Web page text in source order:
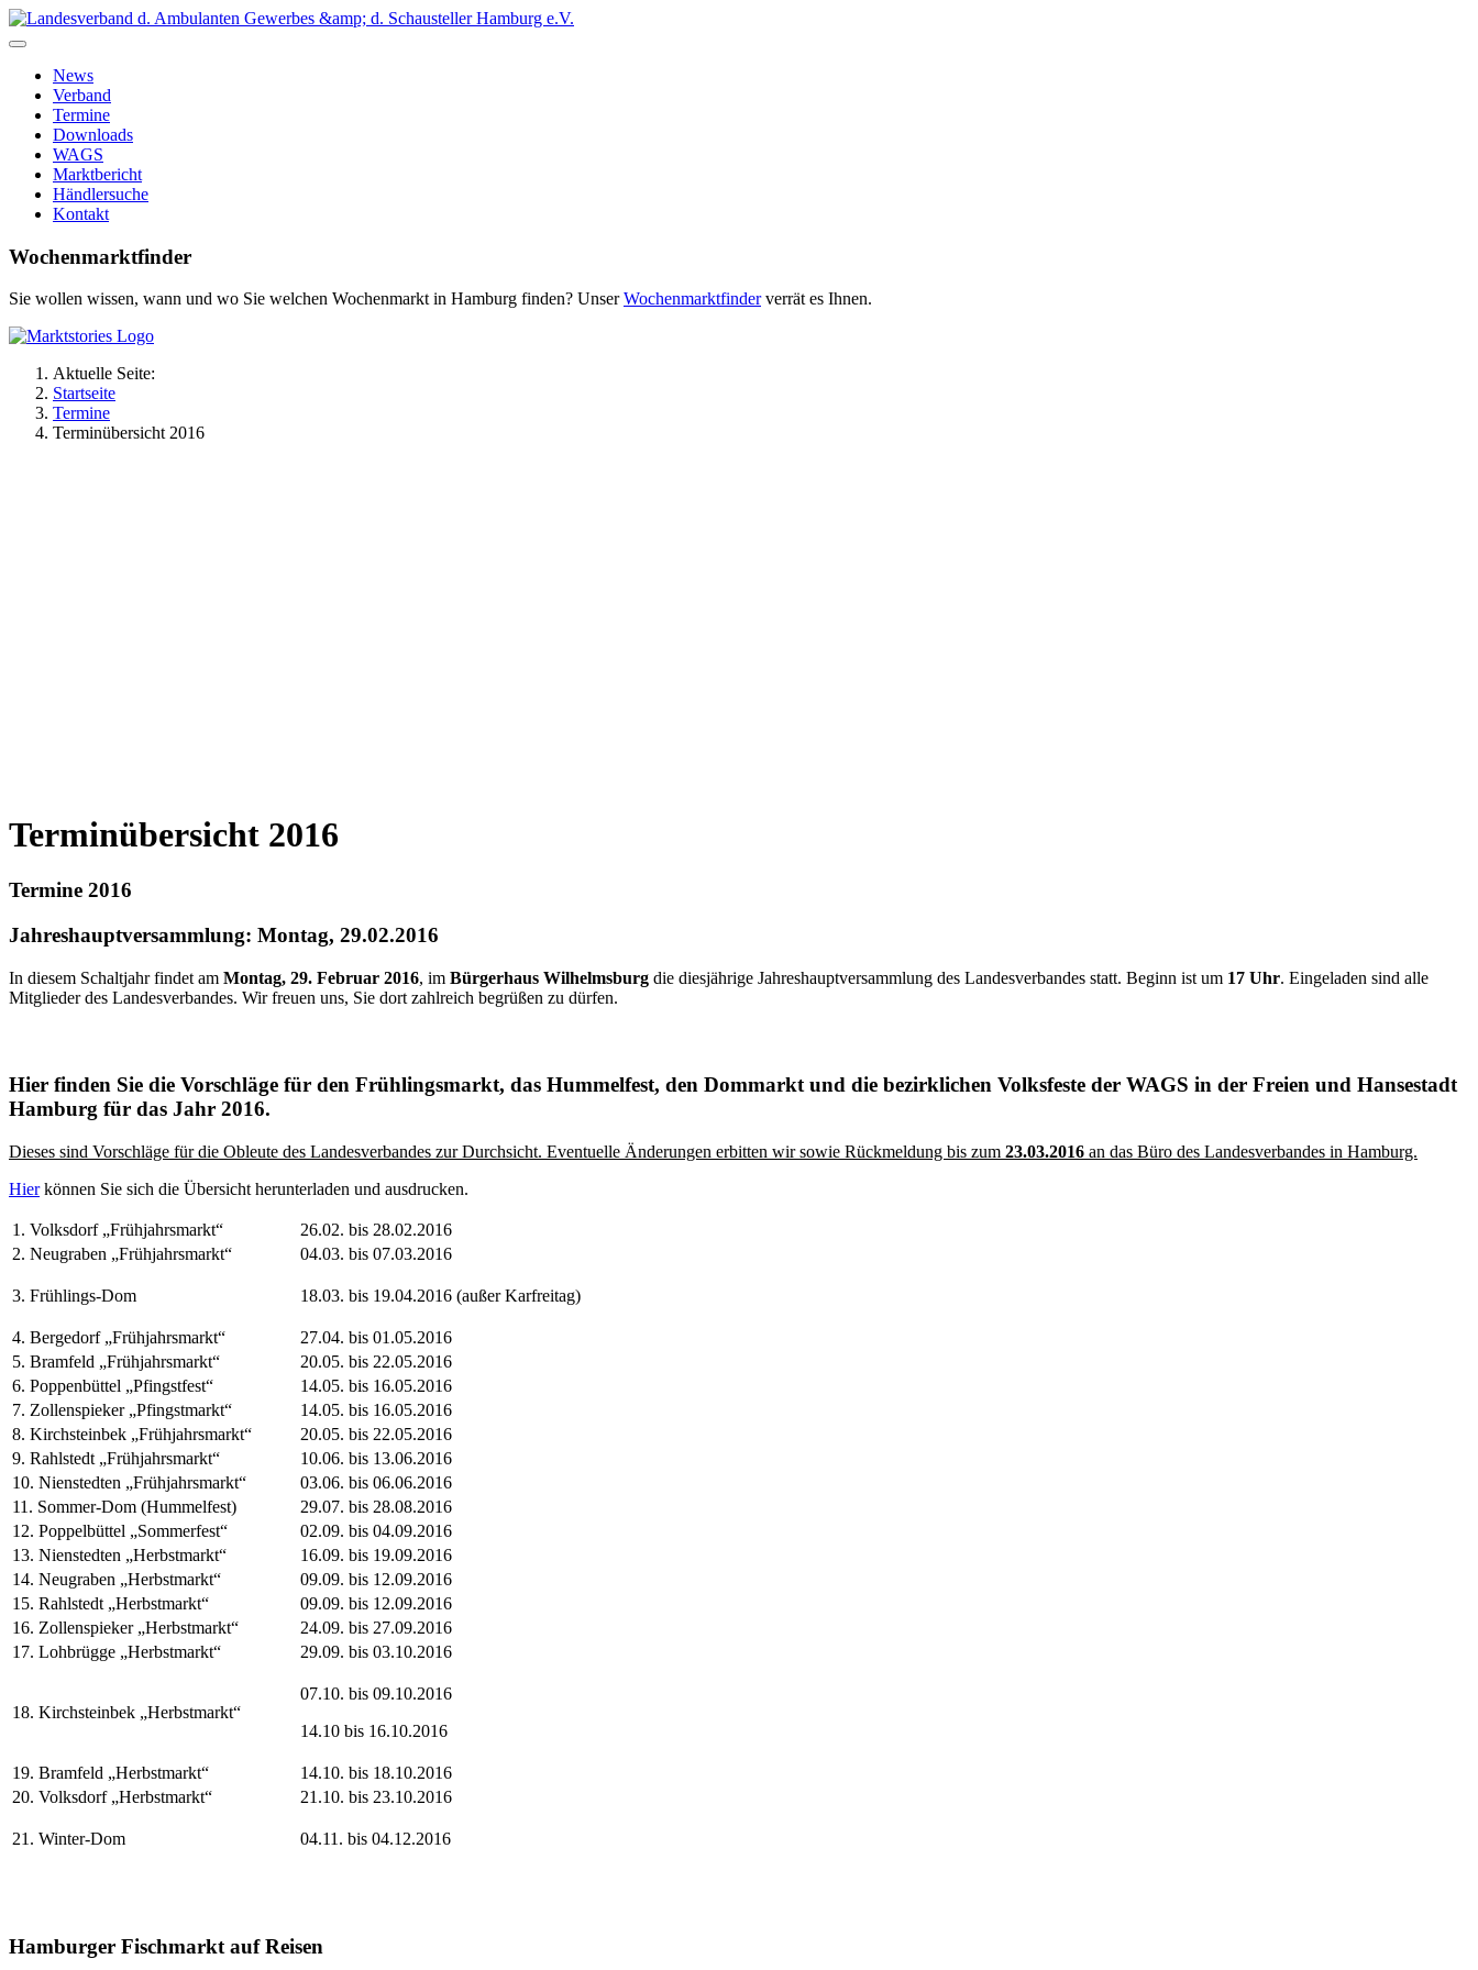
News
Verband
Termine
Downloads
WAGS
Marktbericht
Händlersuche
Kontakt
Wochenmarktfinder
Sie wollen wissen, wann und wo Sie welchen Wochenmarkt in Hamburg finden? UnserWochenmarktfinderverrät es Ihnen.
Aktuelle Seite:
Startseite
Termine
Terminübersicht 2016
Terminübersicht 2016
Termine 2016
Jahreshauptversammlung: Montag, 29.02.2016
In diesem Schaltjahr findet am Montag, 29. Februar 2016, im Bürgerhaus Wilhelmsburg die diesjährige Jahreshauptversammlung des Landesverbandes statt. Beginn ist um 17 Uhr. Eingeladen sind alle
Mitglieder des Landesverbandes. Wir freuen uns, Sie dort zahlreich begrüßen zu dürfen.
Hier finden Sie die Vorschläge für den Frühlingsmarkt, das Hummelfest, den Dommarkt und die bezirklichen Volksfeste der WAGS in der Freien und Hansestadt
Hamburg für das Jahr 2016.
Dieses sind Vorschläge für die Obleute des Landesverbandes zur Durchsicht. Eventuelle Änderungen erbitten wir sowie Rückmeldung bis zum 23.03.2016 an das Büro des Landesverbandes in Hamburg.
Hierkönnen Sie sich die Übersicht herunterladen und ausdrucken.
1. Volksdorf „Frühjahrsmarkt“
26.02. bis 28.02.2016
2. Neugraben „Frühjahrsmarkt“
04.03. bis 07.03.2016
3. Frühlings-Dom 18.03. bis 19.04.2016 (außer Karfreitag)
4. Bergedorf „Frühjahrsmarkt“
27.04. bis 01.05.2016
5. Bramfeld „Frühjahrsmarkt“
20.05. bis 22.05.2016
6. Poppenbüttel „Pfingstfest“
14.05. bis 16.05.2016
7. Zollenspieker „Pfingstmarkt“
14.05. bis 16.05.2016
8. Kirchsteinbek „Frühjahrsmarkt“
20.05. bis 22.05.2016
9. Rahlstedt „Frühjahrsmarkt“
10.06. bis 13.06.2016
10. Nienstedten „Frühjahrsmarkt“
03.06. bis 06.06.2016
11. Sommer-Dom (Hummelfest)
29.07. bis 28.08.2016
12. Poppelbüttel „Sommerfest“
02.09. bis 04.09.2016
13. Nienstedten „Herbstmarkt“
16.09. bis 19.09.2016
14. Neugraben „Herbstmarkt“
09.09. bis 12.09.2016
15. Rahlstedt „Herbstmarkt“
09.09. bis 12.09.2016
16. Zollenspieker „Herbstmarkt“
24.09. bis 27.09.2016
17. Lohbrügge „Herbstmarkt“
29.09. bis 03.10.2016
18. Kirchsteinbek „Herbstmarkt“
07.10. bis 09.10.2016
14.10 bis 16.10.2016
19. Bramfeld „Herbstmarkt“
14.10. bis 18.10.2016
20. Volksdorf „Herbstmarkt“
21.10. bis 23.10.2016
21. Winter-Dom 04.11. bis 04.12.2016
Hamburger Fischmarkt auf Reisen